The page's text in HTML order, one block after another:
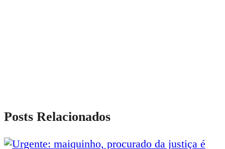
Posts Relacionados